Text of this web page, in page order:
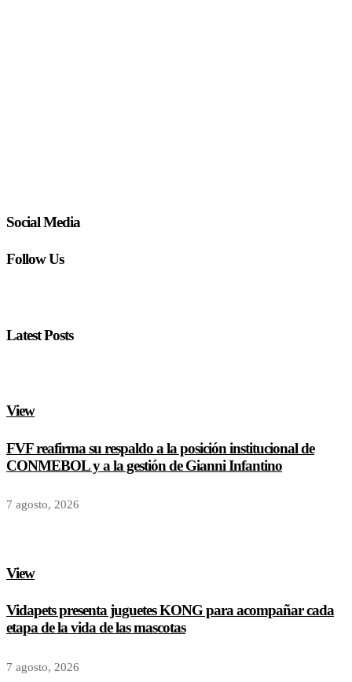
Social Media
Follow Us
Latest Posts
View
FVF reafirma su respaldo a la posición institucional de
CONMEBOL y a la gestión de Gianni Infantino
7 agosto, 2026
View
Vidapets presenta juguetes KONG para acompañar cada
etapa de la vida de las mascotas
7 agosto, 2026